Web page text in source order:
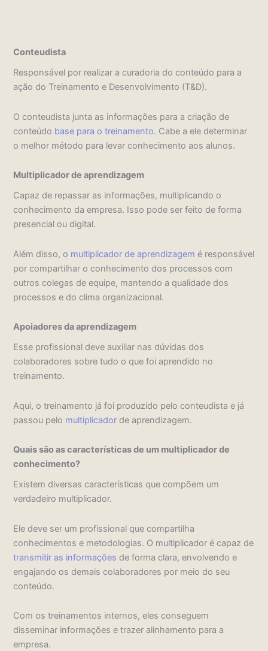
Conteudista
Responsável por realizar a curadoria do conteúdo para a
ação do Treinamento e Desenvolvimento (T&D).
O conteudista junta as informações para a criação de
conteúdo base para o treinamento. Cabe a ele determinar
o melhor método para levar conhecimento aos alunos.
Multiplicador de aprendizagem
Capaz de repassar as informações, multiplicando o
conhecimento da empresa. Isso pode ser feito de forma
presencial ou digital.
Além disso, o multiplicador de aprendizagem é responsável
por compartilhar o conhecimento dos processos com
outros colegas de equipe, mantendo a qualidade dos
processos e do clima organizacional.
Apoiadores da aprendizagem
Esse profissional deve auxiliar nas dúvidas dos
colaboradores sobre tudo o que foi aprendido no
treinamento.
Aqui, o treinamento já foi produzido pelo conteudista e já
passou pelo multiplicador de aprendizagem.
Quais são as características de um multiplicador de
conhecimento?
Existem diversas características que compõem um
verdadeiro multiplicador.
Ele deve ser um profissional que compartilha
conhecimentos e metodologias. O multiplicador é capaz de
transmitir as informações de forma clara, envolvendo e
engajando os demais colaboradores por meio do seu
conteúdo.
Com os treinamentos internos, eles conseguem
disseminar informações e trazer alinhamento para a
empresa.